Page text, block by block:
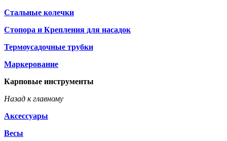
Стальные колечки
Стопора и Крепления для насадок
Термоусадочные трубки
Маркерование
Карповые инструменты
Назад к главному
Аксессуары
Весы